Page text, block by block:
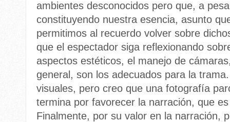
ambientes desconocidos pero que, a
constituyendo nuestra esencia, asunto
permitimos al recuerdo volver sobre
que el espectador siga reflexionando
aspectos estéticos, el manejo de
general, son los adecuados para la
visuales, pero creo que una fotografía
termina por favorecer la narración, que
Finalmente, por su valor en la narración,